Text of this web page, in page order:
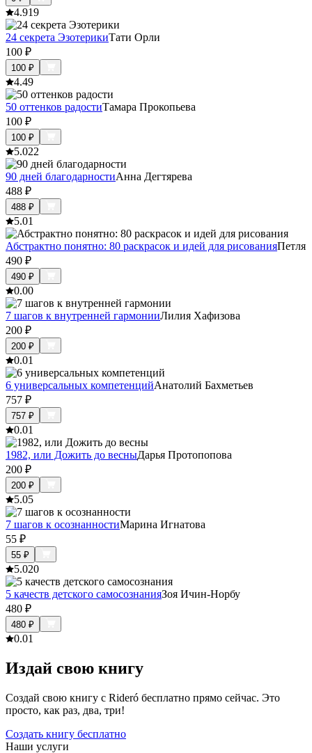
4.919
24 секрета ЭзотерикиТати Орли
100 ₽
100 ₽
4.49
50 оттенков радостиТамара Прокопьева
100 ₽
100 ₽
5.022
90 дней благодарностиАнна Дегтярева
488 ₽
488 ₽
5.01
Абстрактно понятно: 80 раскрасок и идей для рисованияПетля
490 ₽
490 ₽
0.00
7 шагов к внутренней гармонииЛилия Хафизова
200 ₽
200 ₽
0.01
6 универсальных компетенцийАнатолий Бахметьев
757 ₽
757 ₽
0.01
1982, или Дожить до весныДарья Протопопова
200 ₽
200 ₽
5.05
7 шагов к осознанностиМарина Игнатова
55 ₽
55 ₽
5.020
5 качеств детского самосознанияЗоя Ичин-Норбу
480 ₽
480 ₽
0.01
Издай свою книгу
Создай свою книгу с Rideró бесплатно прямо сейчас. Это
просто, как раз, два, три!
Создать книгу бесплатно
Наши услуги